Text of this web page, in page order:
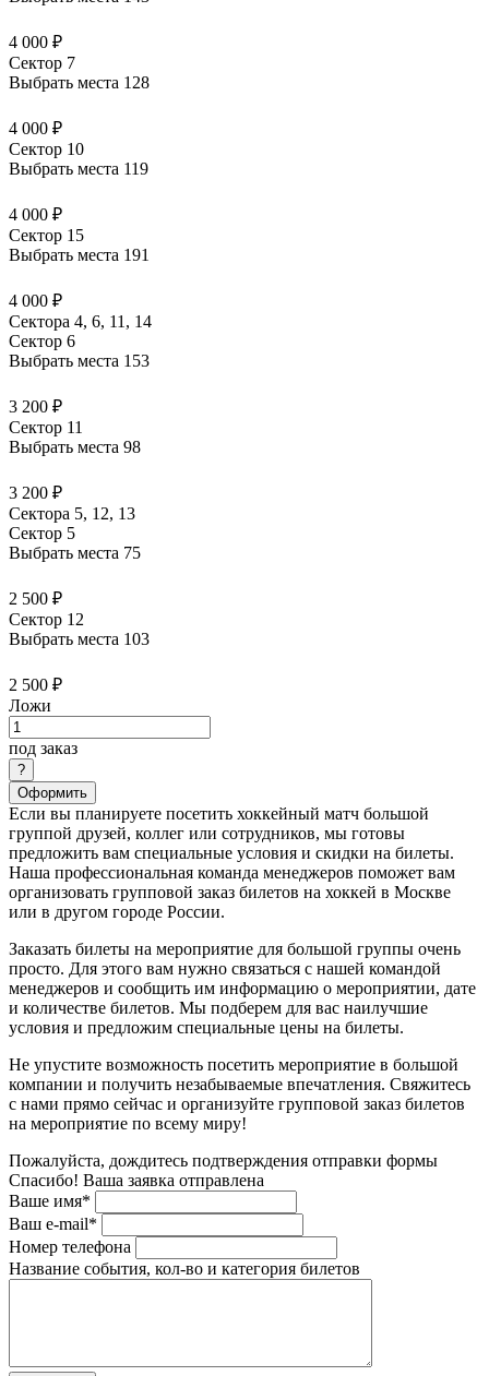
4 000 ₽
Сектор 7
Выбрать места 128
4 000 ₽
Сектор 10
Выбрать места 119
4 000 ₽
Сектор 15
Выбрать места 191
4 000 ₽
Сектора 4, 6, 11, 14
Сектор 6
Выбрать места 153
3 200 ₽
Сектор 11
Выбрать места 98
3 200 ₽
Сектора 5, 12, 13
Сектор 5
Выбрать места 75
2 500 ₽
Сектор 12
Выбрать места 103
2 500 ₽
Ложи
под заказ
Оформить
Если вы планируете посетить хоккейный матч большой
группой друзей, коллег или сотрудников, мы готовы
предложить вам специальные условия и скидки на билеты.
Наша профессиональная команда менеджеров поможет вам
организовать групповой заказ билетов на хоккей в Москве
или в другом городе России.
Заказать билеты на мероприятие для большой группы очень
просто. Для этого вам нужно связаться с нашей командой
менеджеров и сообщить им информацию о мероприятии, дате
и количестве билетов. Мы подберем для вас наилучшие
условия и предложим специальные цены на билеты.
Не упустите возможность посетить мероприятие в большой
компании и получить незабываемые впечатления. Свяжитесь
с нами прямо сейчас и организуйте групповой заказ билетов
на мероприятие по всему миру!
Пожалуйста, дождитесь подтверждения отправки формы
Спасибо! Ваша заявка отправлена
Ваше имя*
Ваш e-mail*
Номер телефона
Название события, кол-во и категория билетов